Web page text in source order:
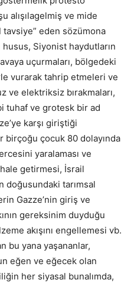
alışılagelmiş ve mide
tavsiye” eden sözümona
husus, Siyonist haydutların
uçurmaları, bölgedeki
vurarak tahrip etmeleri ve
ve elektriksiz bırakmaları,
tuhaf ve grotesk bir ad
karşı giriştiği
birçoğu çocuk 80 dolayında
yaralaması ve
getirmesi, İsrail
doğusundaki tarımsal
Gazze’nin giriş ve
gereksinim duyduğu
akışını engellemesi vb.
bu yana yaşananlar,
eğen ve eğecek olan
her siyasal bunalımda,